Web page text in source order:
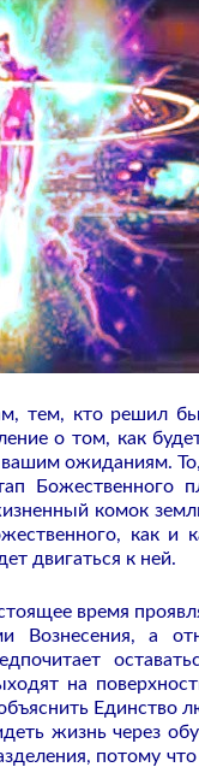
тем, кто решил
о том, как
вашим ожиданиям.
Божественного
комок
как
двигаться к ней.
время
Вознесения, а
на
Единство
жизнь через
потому